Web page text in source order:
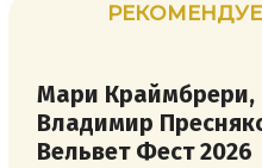
Мари Краймбрери,
Владимир
Вельвет Фест 2026